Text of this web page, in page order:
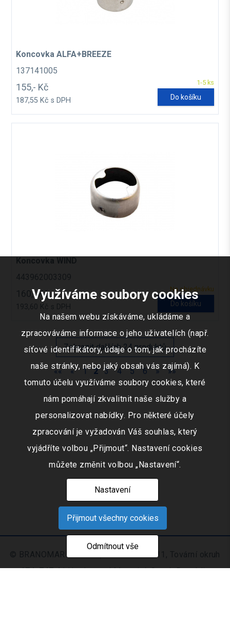
Koncovka ALFA+BREEZE
137141005
1-5 ks
155,- Kč
187,55 Kč s DPH Do košíku
Koncovka WIND
443962003309
Na objednávku
160,- Kč
193,60 Kč s DPH Do košíku
Zobrazit dalších 24 produktů
«« « 1 2 3 4 5 6 » »»
© BRANOMARKET s.r.o., IČO: 253 51 311, Tovární okruh
674, 747 41 Hradec nad Moravicí, Czech Republic
Využíváme soubory cookies
Na našem webu získáváme, ukládáme a
zpracováváme informace o jeho uživatelích (např.
síťové identifikátory, údaje o tom, jak procházíte
naše stránky, nebo jaký obsah vás zajímá). K
tomuto účelu využíváme soubory cookies, které
nám pomáhají zkvalitnit naše služby a
personalizovat nabídky. Pro některé účely
zpracování je vyžadován Váš souhlas, který
vyjádříte volbou „Přijmout“. Nastavení cookies
můžete změnit volbou „Nastavení“.
Nastavení
Přijmout všechny cookies
Odmítnout vše